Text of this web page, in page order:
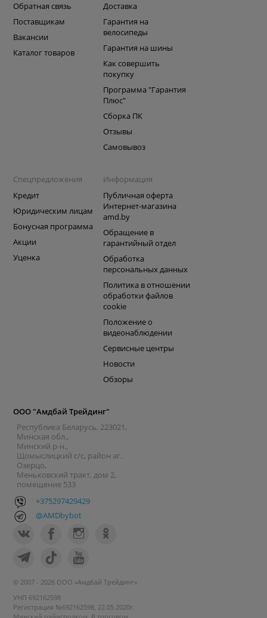
Обратная связь
Поставщикам
Вакансии
Каталог товаров
Доставка
Гарантия на
велосипеды
Гарантия на шины
Как совершить
покупку
Программа "Гарантия
Плюс"
Сборка ПК
Отзывы
Самовывоз
Спецпредложения
Кредит
Юридическим лицам
Бонусная программа
Акции
Уценка
Информация
Публичная оферта
Интернет-магазина
amd.by
Обращение в
гарантийный отдел
Обработка
персональных данных
Политика в отношении
обработки файлов
cookie
Положение о
видеонаблюдении
Сервисные центры
Новости
Обзоры
ООО "Амдбай Трейдинг"
Республика Беларусь, 223021,
Минская обл.,
Минский р-н.,
Щомыслицкий с/с, район аг.
Озерцо,
Меньковский тракт, дом 2,
помещение 533
+375297429429
@AMDbybot
© 2007 - 2026 ООО «Амдбай Трейдинг»
УНП 692162598
Регистрация №692162598, 22.05.2020г.